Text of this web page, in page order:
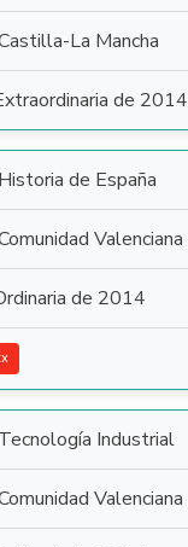
La Mancha
de 2014
Historia de España
Valenciana
de 2014
Tecnología Industrial
Valenciana